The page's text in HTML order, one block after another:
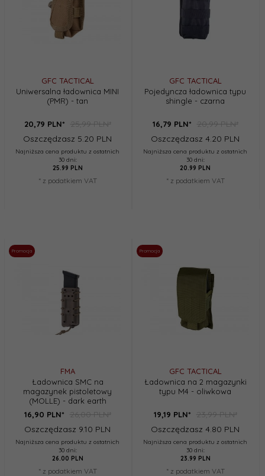
GFC TACTICAL
Uniwersalna ładownica MINI
(PMR) - tan
20,79 PLN*
25,99 PLN*
Oszczędzasz 5.20 PLN
Najniższa cena produktu z ostatnich
30 dni:
25.99 PLN
* z podatkiem VAT
GFC TACTICAL
Pojedyncza ładownica typu
shingle - czarna
16,79 PLN*
20,99 PLN*
Oszczędzasz 4.20 PLN
Najniższa cena produktu z ostatnich
30 dni:
20.99 PLN
* z podatkiem VAT
Promocja
FMA
Ładownica SMC na
magazynek pistoletowy
(MOLLE) - dark earth
16,90 PLN*
26,00 PLN*
Oszczędzasz 9.10 PLN
Najniższa cena produktu z ostatnich
30 dni:
26.00 PLN
* z podatkiem VAT
Promocja
GFC TACTICAL
Ładownica na 2 magazynki
typu M4 - oliwkowa
19,19 PLN*
23,99 PLN*
Oszczędzasz 4.80 PLN
Najniższa cena produktu z ostatnich
30 dni:
23.99 PLN
* z podatkiem VAT